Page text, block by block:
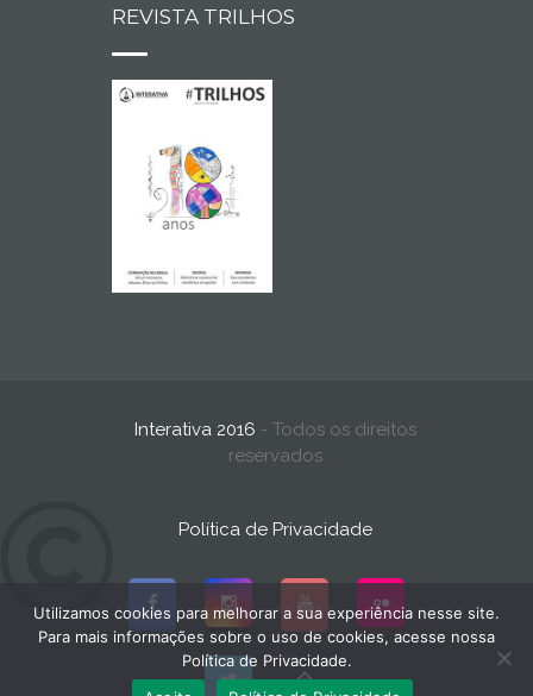
REVISTA TRILHOS
Interativa 2016 - Todos os direitos
reservados
Política de Privacidade
Utilizamos cookies para melhorar a sua experiência nesse site.
Para mais informações sobre o uso de cookies, acesse nossa
Política de Privacidade.